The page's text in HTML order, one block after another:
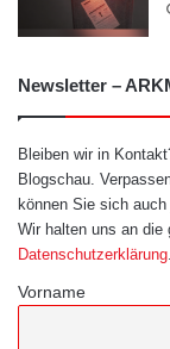
Newsletter –
Bleiben wir in
Blogschau.
können Sie sich
Wir halten uns an die
Datenschutzerklärung
Vorname